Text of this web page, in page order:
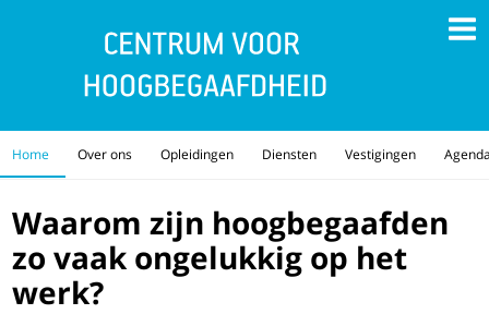
Home Over ons Opleidingen Diensten Vestigingen
Waarom zijn hoogbegaafden
zo vaak ongelukkig op het
werk?